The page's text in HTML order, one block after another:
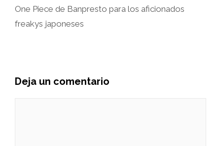
One Piece de Banpresto para los aficionados
freakys japoneses
Deja un comentario